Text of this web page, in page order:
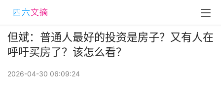
但斌：普通人最好的投资是房子？又有人在
呼吁买房了？该怎么看？
2026-04-30 06:09:24